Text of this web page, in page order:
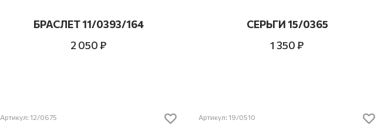
БРАСЛЕТ 11/0393/164
2 050 ₽
СЕРЬГИ 15/0365
1 350 ₽
Артикул: 12/0675 Артикул: 19/0510